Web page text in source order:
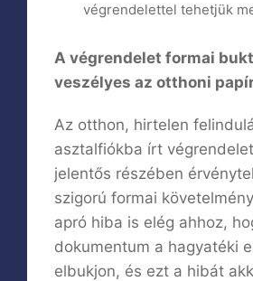
végrendelettel tehetjük
A végrendelet formai
veszélyes az otthoni
Az otthon, hirtelen
asztalfiókba írt
jelentős részében
szigorú formai
apró hiba is elég ahhoz,
dokumentum a hagyatéki
elbukjon, és ezt a hibát